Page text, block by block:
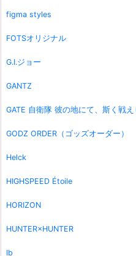
figma styles
FOTSオリジナル
G.I.ジョー
GANTZ
GATE 自衛隊 彼の地にて、斯く戦え
GODZ ORDER（ゴッズオーダー）
Helck
HIGHSPEED Étoile
HORIZON
HUNTER×HUNTER
Ib